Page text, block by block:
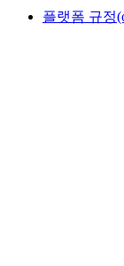
플랫폼 규정